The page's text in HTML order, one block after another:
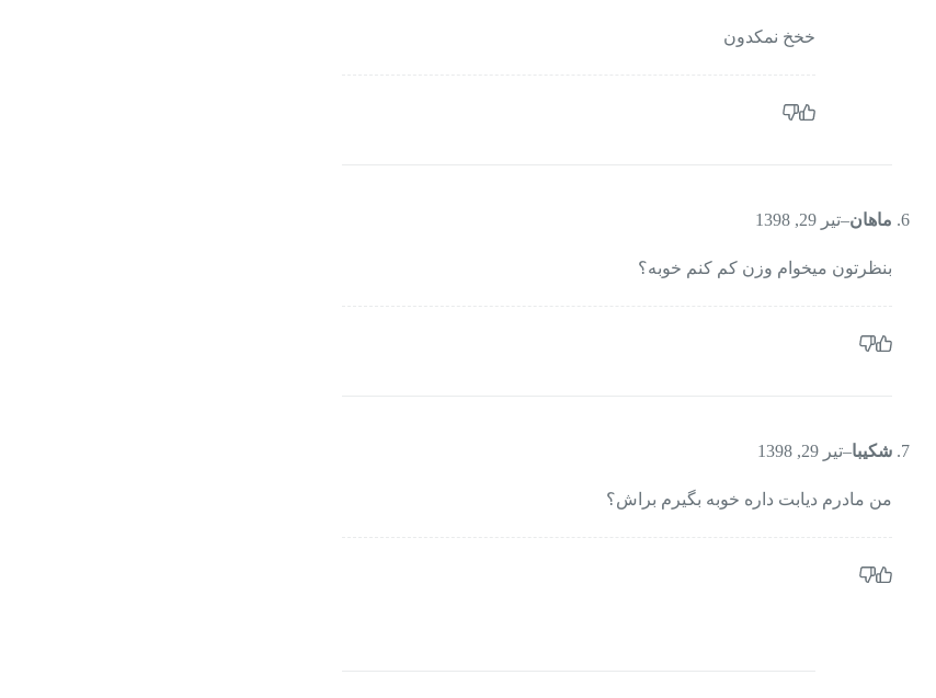
خخخ نمکدون
ماهان–تیر 29, 1398
بنظرتون میخوام وزن کم کنم خوبه؟
شکیبا–تیر 29, 1398
من مادرم دیابت داره خوبه بگیرم براش؟